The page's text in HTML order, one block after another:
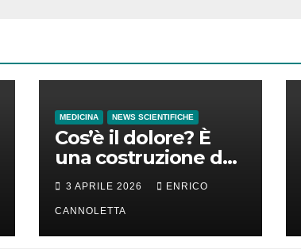
MEDICINA NEWS SCIENTIFICHE
Cos’è il dolore? È
una costruzione del
cervello
3 APRILE 2026 ENRICO
CANNOLETTA